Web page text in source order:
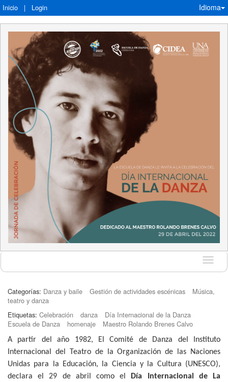
Inicio | Login Idioma
Idioma
Categorías: Danza y baile Gestión de actividades escénicas
Música,
teatro y danza
Etiquetas: Celebración danza
Día Internacional de la Danza
Escuela de Danza
homenaje Maestro Rolando Brenes Calvo
A partir del año 1982, El Comité de Danza del Instituto
Internacional del Teatro de la Organización de las Naciones
Unidas para la Educación, la Ciencia y la Cultura (UNESCO),
declara el 29 de abril como el
Día Internacional de La